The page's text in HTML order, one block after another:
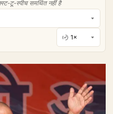
टू-स्पीच समर्थित नहीं है